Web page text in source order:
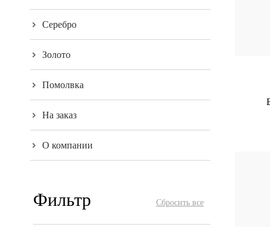
Серебро
Золото
Помолвка
На заказ
О компании
Фильтр